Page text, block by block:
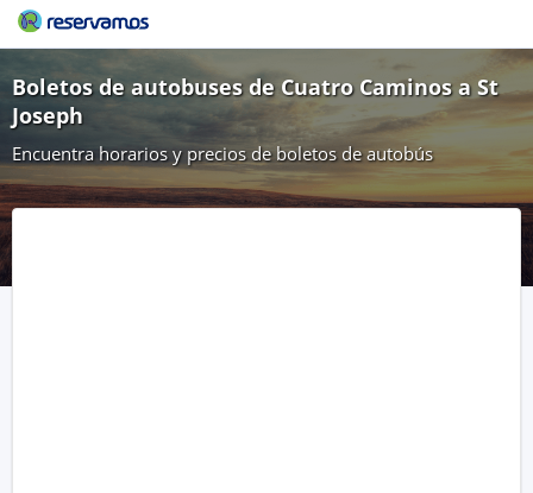
Boletos de autobuses de Cuatro Caminos a St
Joseph
Encuentra horarios y precios de boletos de autobús